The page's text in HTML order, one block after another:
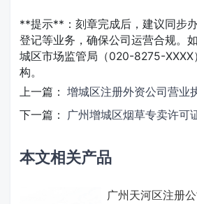
**提示**：刻章完成后，建议同步
登记等业务，确保公司运营合规。
城区市场监管局（020-8275-XXXX
构。
上一篇： 增城区注册外资公司营业执照办
下一篇： 广州增城区烟草专卖许可证办理
本文相关产品
广州天河区注册